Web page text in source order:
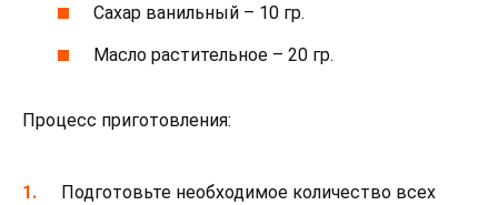
Сахар ванильный – 10 гр.
Масло растительное – 20 гр.
Процесс приготовления:
Подготовьте необходимое количество всех